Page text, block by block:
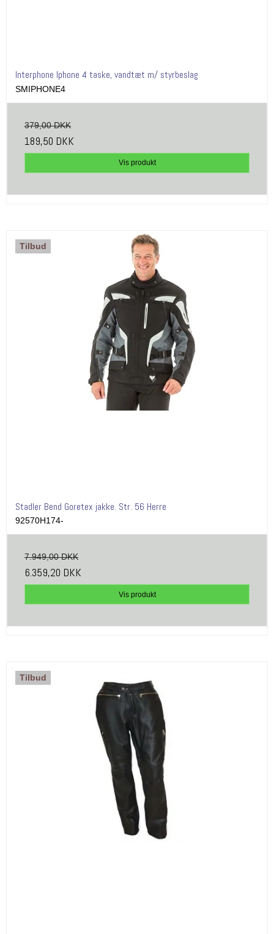
Interphone Iphone 4 taske, vandtæt m/ styrbeslag
SMIPHONE4
379,00 DKK
189,50 DKK
Vis produkt
Tilbud
Stadler Bend Goretex jakke. Str. 56 Herre
92570H174-
7.949,00 DKK
6.359,20 DKK
Vis produkt
Tilbud